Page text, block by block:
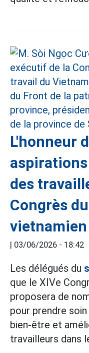
L'honneur
des
Congrès
vietnamien
| 03/06/2026 - 18:42
Les délégués du
que le XIVe
proposera de
pour prendre
bien-être et
travailleurs dans